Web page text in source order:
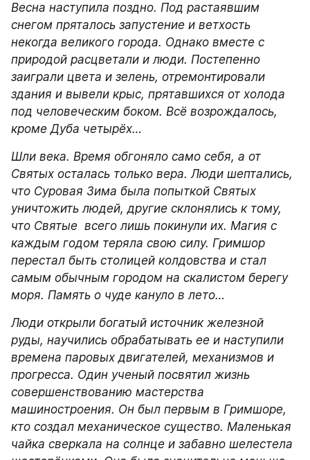
Весна наступила поздно. Под растаявшим
снегом пряталось запустение и ветхость
некогда великого города. Однако вместе с
природой расцветали и люди. Постепенно
заиграли цвета и зелень, отремонтировали
здания и вывели крыс, прятавшихся от холода
под человеческим боком. Всё возрождалось,
кроме Дуба четырёх…
Шли века. Время обгоняло само себя, а от
Святых осталась только вера. Люди шептались,
что Суровая Зима была попыткой Святых
уничтожить людей, другие склонялись к тому,
что Святые  всего лишь покинули их. Магия с
каждым годом теряла свою силу. Гримшор
перестал быть столицей колдовства и стал
самым обычным городом на скалистом берегу
моря. Память о чуде кануло в лето…
Люди открыли богатый источник железной
руды, научились обрабатывать ее и наступили
времена паровых двигателей, механизмов и
прогресса. Один ученый посвятил жизнь
совершенствованию мастерства
машиностроения. Он был первым в Гримшоре,
кто создал механическое существо. Маленькая
чайка сверкала на солнце и забавно шелестела